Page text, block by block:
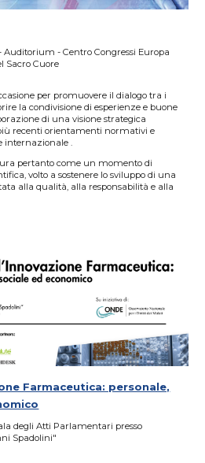
Auditorium - Centro Congressi Europa
Sacro Cuore
per promuovere il dialogo tra i
la condivisione di esperienze e buone
di una visione strategica
recenti orientamenti normativi e
internazionale .
pertanto come un momento di
volto a sostenere lo sviluppo di una
alla qualità, alla responsabilità e alla
Farmaceutica: personale,
degli Atti Parlamentari presso
Spadolini"